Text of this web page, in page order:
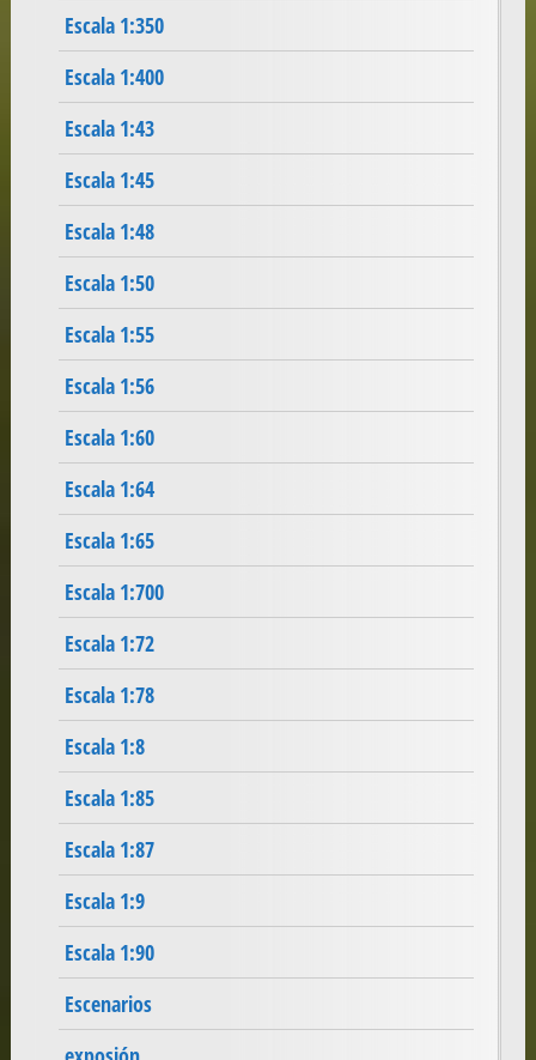
Escala 1:350
Escala 1:400
Escala 1:43
Escala 1:45
Escala 1:48
Escala 1:50
Escala 1:55
Escala 1:56
Escala 1:60
Escala 1:64
Escala 1:65
Escala 1:700
Escala 1:72
Escala 1:78
Escala 1:8
Escala 1:85
Escala 1:87
Escala 1:9
Escala 1:90
Escenarios